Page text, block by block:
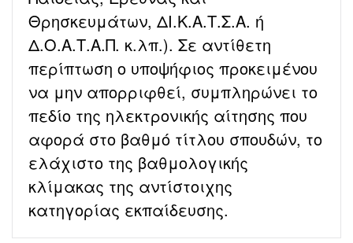
Θρησκευμάτων, ΔΙ.Κ.Α.Τ.Σ.Α. ή
Δ.Ο.Α.Τ.Α.Π. κ.λπ.). Σε αντίθετη
περίπτωση ο υποψήφιος προκειμένου
να μην απορριφθεί, συμπληρώνει το
πεδίο της ηλεκτρονικής αίτησης που
αφορά στο βαθμό τίτλου σπουδών, το
ελάχιστο της βαθμολογικής
κλίμακας της αντίστοιχης
κατηγορίας εκπαίδευσης.